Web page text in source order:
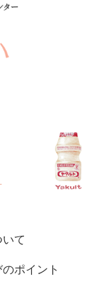
いて
ポイント